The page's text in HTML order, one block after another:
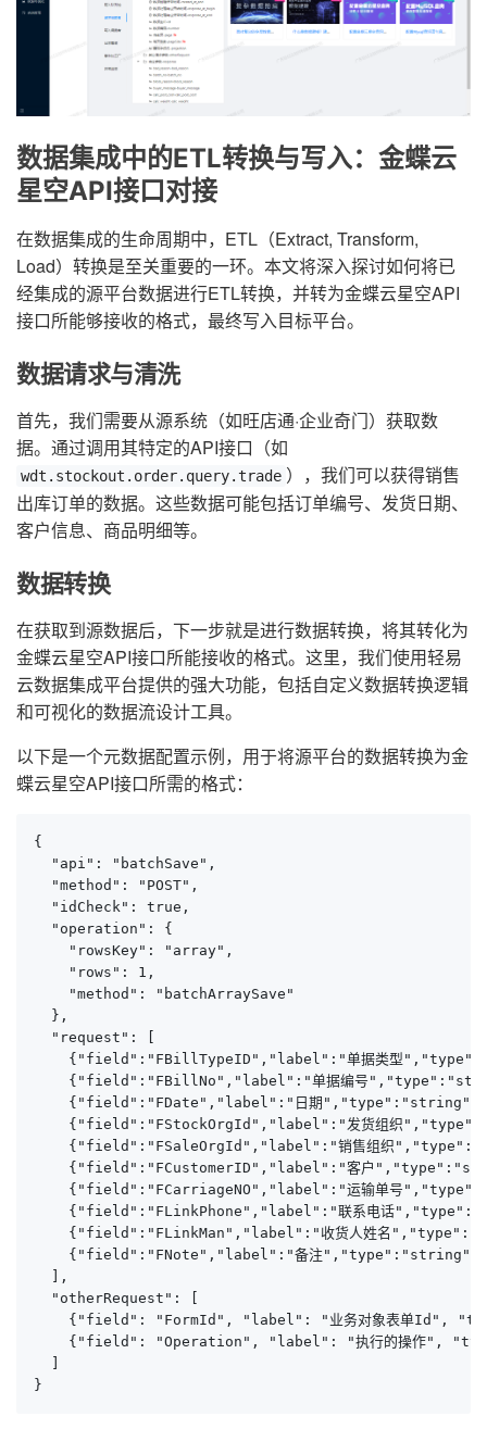
数据集成中的ETL转换与写入：金蝶云
星空API接口对接
在数据集成的生命周期中，ETL（Extract, Transform,
Load）转换是至关重要的一环。本文将深入探讨如何将已
经集成的源平台数据进行ETL转换，并转为金蝶云星空API
接口所能够接收的格式，最终写入目标平台。
数据请求与清洗
首先，我们需要从源系统（如旺店通·企业奇门）获取数
据。通过调用其特定的API接口（如
wdt.stockout.order.query.trade ），我们可以获得销售
出库订单的数据。这些数据可能包括订单编号、发货日期、
客户信息、商品明细等。
数据转换
在获取到源数据后，下一步就是进行数据转换，将其转化为
金蝶云星空API接口所能接收的格式。这里，我们使用轻易
云数据集成平台提供的强大功能，包括自定义数据转换逻辑
和可视化的数据流设计工具。
以下是一个元数据配置示例，用于将源平台的数据转换为金
蝶云星空API接口所需的格式：
{
  "api": "batchSave",
  "method": "POST",
  "idCheck": true,
  "operation": {
    "rowsKey": "array",
    "rows": 1,
    "method": "batchArraySave"
  },
  "request": [
{"field":"FBillTypeID","label":"单据类型
{"field":"FBillNo","label":"单据编号
{"field":"FDate","label":"日期
{"field":"FStockOrgId","label":"发货组织
{"field":"FSaleOrgId","label":"销售组织
{"field":"FCustomerID","label":"客户
{"field":"FCarriageNO","label":"运输单号
{"field":"FLinkPhone","label":"联系电话
{"field":"FLinkMan","label":"收货人姓名
{"field":"FNote","label":"备注
  ],
  "otherRequest": [
{"field": "FormId", "label": "业务对象表单Id",
{"field": "Operation", "label": "执行的操作",
}